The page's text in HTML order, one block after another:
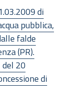
di
pubblica,
falde
(PR).
20
di